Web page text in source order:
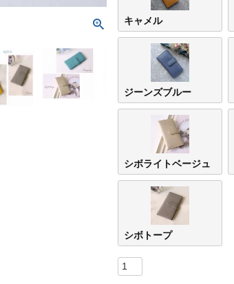
キャメル
ジーンズブルー
シボライトベージュ
シボトープ